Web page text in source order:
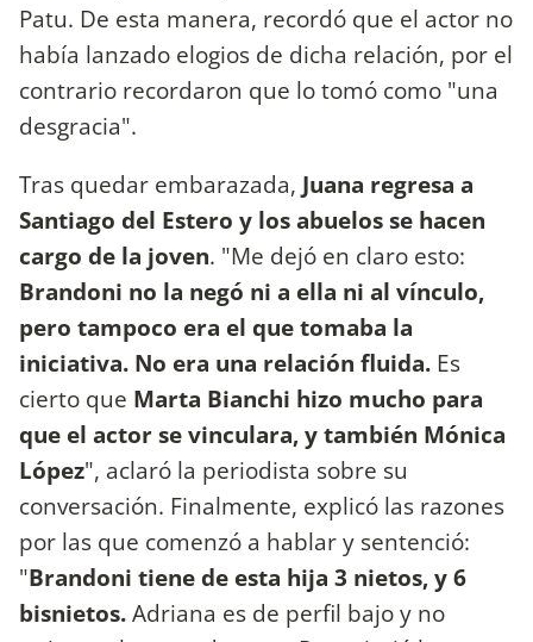
Patu. De esta manera, recordó que el actor no
había lanzado elogios de dicha relación, por el
contrario recordaron que lo tomó como "una
desgracia".
Tras quedar embarazada, Juana regresa a
Santiago del Estero y los abuelos se hacen
cargo de la joven. "Me dejó en claro esto:
Brandoni no la negó ni a ella ni al vínculo,
pero tampoco era el que tomaba la
iniciativa. No era una relación fluida. Es
cierto que Marta Bianchi hizo mucho para
que el actor se vinculara, y también Mónica
López", aclaró la periodista sobre su
conversación. Finalmente, explicó las razones
por las que comenzó a hablar y sentenció:
"Brandoni tiene de esta hija 3 nietos, y 6
bisnietos.Adriana es de perfil bajo y no